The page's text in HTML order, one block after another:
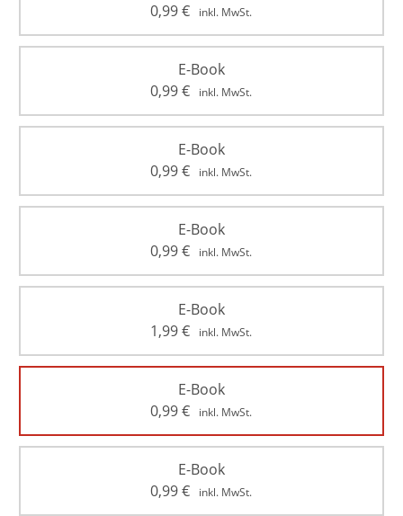
0,99€ inkl. MwSt.
E-Book
0,99€ inkl. MwSt.
E-Book
0,99€ inkl. MwSt.
E-Book
0,99€ inkl. MwSt.
E-Book
1,99€ inkl. MwSt.
E-Book
0,99€ inkl. MwSt.
E-Book
0,99€ inkl. MwSt.